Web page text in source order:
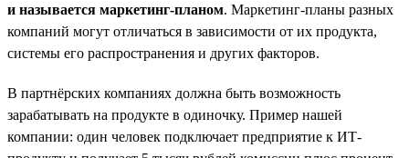
и называется маркетинг-планом. Маркетинг-планы разных
компаний могут отличаться в зависимости от их продукта,
системы его распространения и других факторов.
В партнёрских компаниях должна быть возможность
зарабатывать на продукте в одиночку. Пример нашей
компании: один человек подключает предприятие к ИТ-